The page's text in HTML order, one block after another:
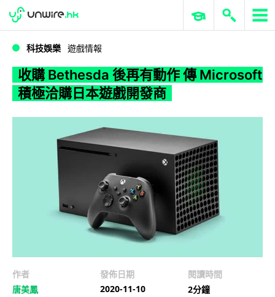
WWDC 2026 ERP 與商業 AI
科技娛樂 遊戲情報
收購 Bethesda 後再有動作 傳 Microsoft
積極洽購日本遊戲開發商
作者
唐美鳳
發佈日期
2020-11-10
閱讀時間
2分鐘